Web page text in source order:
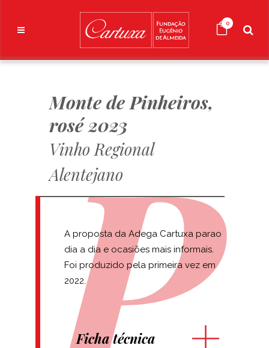
0
Monte de Pinheiros,
rosé 2023
Vinho Regional
Alentejano
A proposta da Adega Cartuxa parao
dia a dia e ocasiões mais informais.
Foi produzido pela primeira vez em
2022.
Ficha técnica